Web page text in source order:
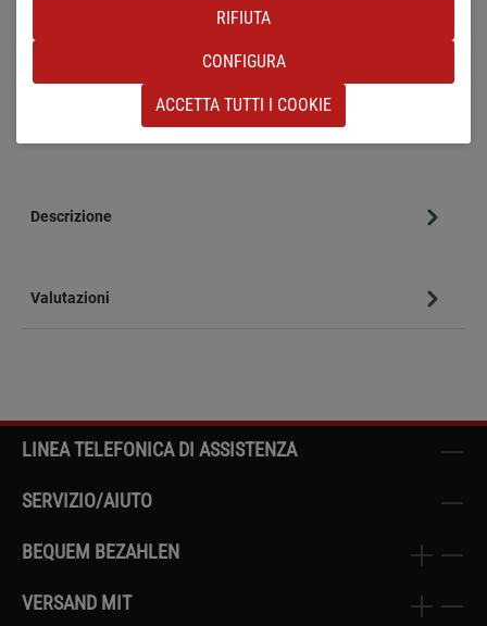
Quantità del prodotto: inserisci la quantità
Aggiungi alla wishlist
Codice prodotto:
Descrizione
Valutazioni
LINEA TELEFONICA DI ASSISTENZA
SERVIZIO/AIUTO
BEQUEM BEZAHLEN
VERSAND MIT
RIFIUTA
CONFIGURA
ACCETTA TUTTI I COOKIE